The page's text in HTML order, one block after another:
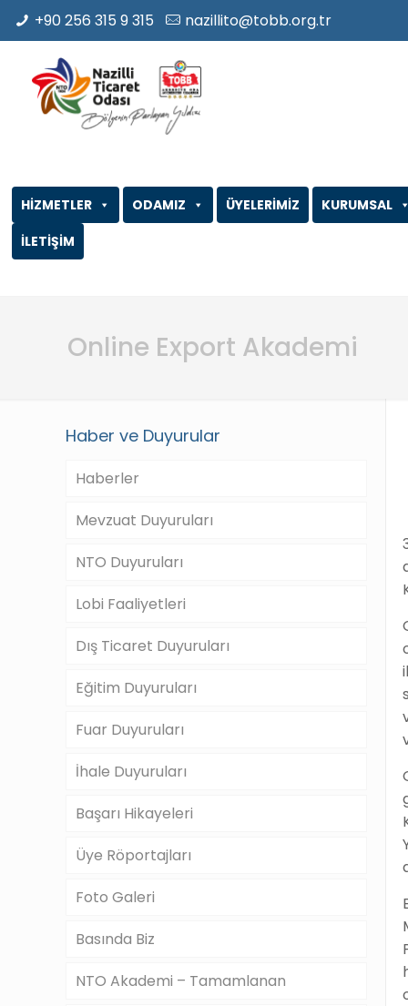
+90 256 315 9 315 nazillito@tobb.org.tr
ODAMIZ
HİZMETLER ÜYELERİMİZ
KURUMSAL
İLETİŞİM
Online Export Akademi
Haber ve Duyurular
Haberler
Mevzuat Duyuruları
NTO Duyuruları
Lobi Faaliyetleri
Dış Ticaret Duyuruları
Eğitim Duyuruları
Fuar Duyuruları
İhale Duyuruları
Başarı Hikayeleri
Üye Röportajları
Foto Galeri
Basında Biz
NTO Akademi – Tamamlanan